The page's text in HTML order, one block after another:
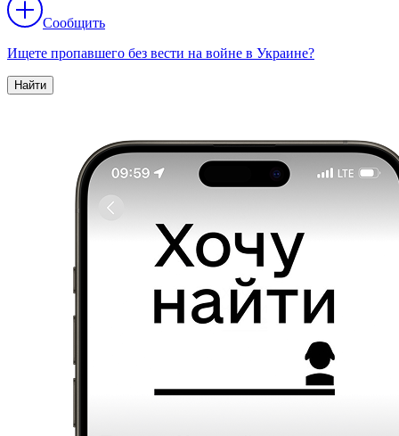
Сообщить
Ищете пропавшего без вести на войне в Украине?
Найти